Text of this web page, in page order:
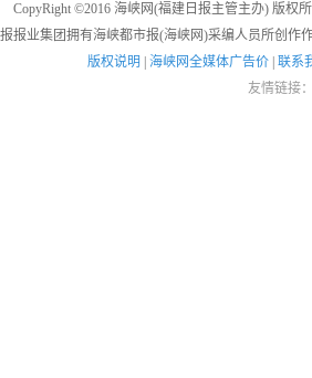
CopyRight ©2016 海峡网(福建日报主管主办) 版权
报业集团拥有海峡都市报(海峡网)采编人员所创作
版权说明
海峡网全媒体广告价
联系
友情链接